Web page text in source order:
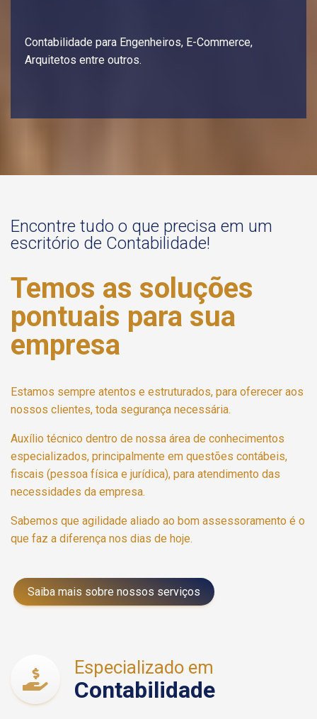
Contabilidade para Engenheiros, E-Commerce,
Arquitetos entre outros.
Encontre tudo o que precisa em um
escritório de Contabilidade!
Temos as soluções
pontuais para sua
empresa
Estamos sempre atentos e estruturados, para oferecer aos
nossos clientes, toda segurança necessária.
Auxílio técnico dentro de nossa área de conhecimentos
especializados, principalmente em questões contábeis,
fiscais (pessoa física e jurídica), para atendimento das
necessidades da empresa.
Sabemos que agilidade aliado ao bom assessoramento é o
que faz a diferença nos dias de hoje.
Saiba mais sobre nossos serviços
Especializado em
Contabilidade